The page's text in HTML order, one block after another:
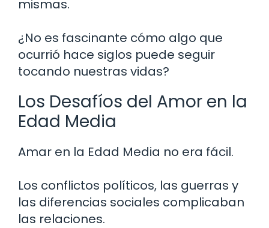
mismas.
¿No es fascinante cómo algo que
ocurrió hace siglos puede seguir
tocando nuestras vidas?
Los Desafíos del Amor en la
Edad Media
Amar en la Edad Media no era fácil.
Los conflictos políticos, las guerras y
las diferencias sociales complicaban
las relaciones.